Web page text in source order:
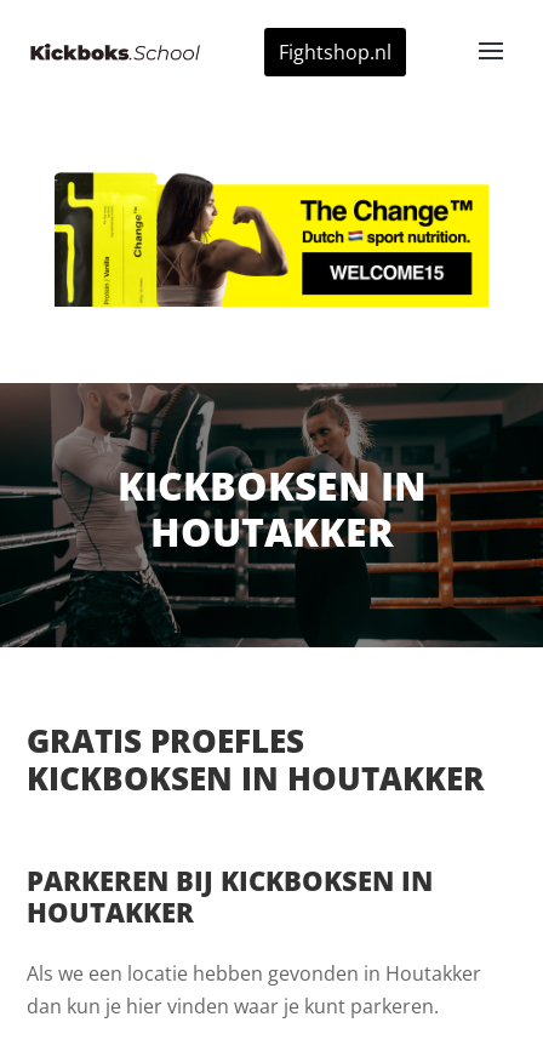
Fightshop.nl
KICKBOKSEN IN
HOUTAKKER
GRATIS PROEFLES
KICKBOKSEN IN HOUTAKKER
PARKEREN BIJ KICKBOKSEN IN
HOUTAKKER
Als we een locatie hebben gevonden in Houtakker
dan kun je hier vinden waar je kunt parkeren.